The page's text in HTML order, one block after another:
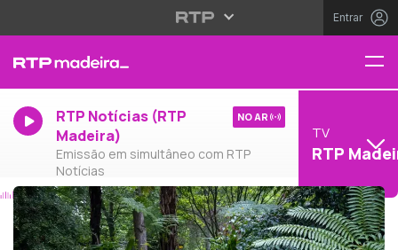
Entrar
RTP Notícias (RTP
Madeira)
Emissão em simultâneo com RTP
Notícias
NO AR
TV
RTP